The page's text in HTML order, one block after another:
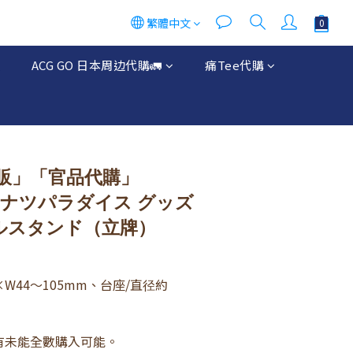
繁體中文
ACG GO 日本周边代購🚛 痛Tee代購
」「官品代購」
ツパラダイス グッズ
タンド（立牌）
～105mm、台座/直径約
能全數購入可能。